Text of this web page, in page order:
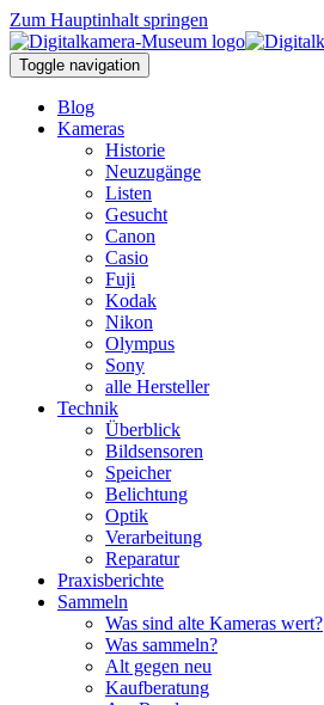
Zum Hauptinhalt springen
Toggle navigation
Blog
Kameras
Historie
Neuzugänge
Listen
Gesucht
Canon
Casio
Fuji
Kodak
Nikon
Olympus
Sony
alle Hersteller
Technik
Überblick
Bildsensoren
Speicher
Belichtung
Optik
Verarbeitung
Reparatur
Praxisberichte
Sammeln
Was sind alte Kameras wert?
Was sammeln?
Alt gegen neu
Kaufberatung